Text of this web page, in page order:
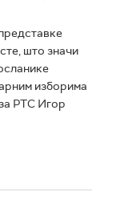
што значи
изборима
РТС Игор